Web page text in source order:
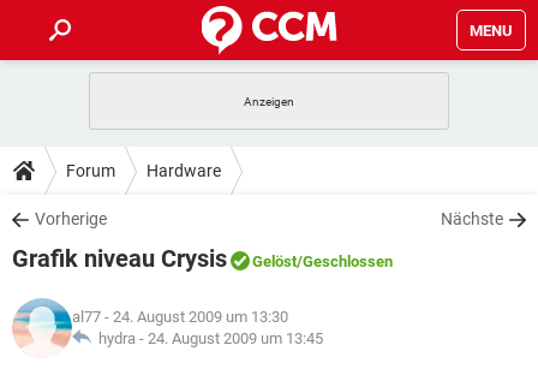
MENU
ANDROID
WINDOWS 10
WHATSAPP TIKTOK
FACEBOOK
TIPPS & TRICKS
SPIELE
WHATSAPP TIKTOK
DOWNLOADS
SPIELE STREAMING
ANDROID
WINDOWS 10 INSTAGRAM
SPIELE STREAMING
LEXIKON
Forum Hardware
Vorherige Nächste
Grafik niveau Crysis Gelöst/Geschlossen
al77 - 24. August 2009 um 13:30
hydra - 24. August 2009 um 13:45